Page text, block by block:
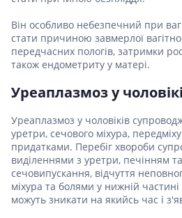
Він особливо небезпечний при
стати причиною завмерлої
передчасних пологів, затримки
також ендометриту у матері.
Уреаплазмоз у
Уреаплазмоз у чоловіків
уретри, сечового міхура,
придатками. Перебіг хвороби
виділеннями з уретри, печінням
сечовипускання, відчуття
міхура та болями у нижній
можуть зникати на якийсь час і